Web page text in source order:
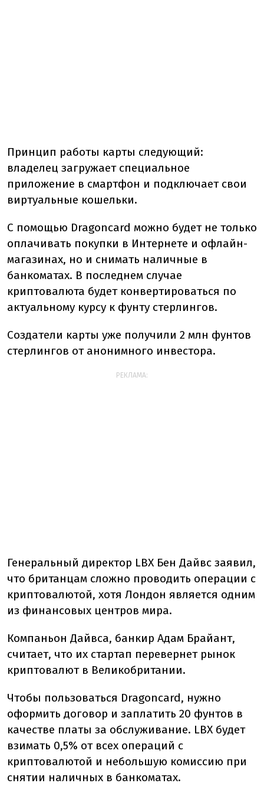
Принцип работы карты следующий:
владелец загружает специальное
приложение в смартфон и подключает свои
виртуальные кошельки.
С помощью Dragoncard можно будет не только
оплачивать покупки в Интернете и офлайн-
магазинах, но и снимать наличные в
банкоматах. В последнем случае
криптовалюта будет конвертироваться по
актуальному курсу к фунту стерлингов.
Создатели карты уже получили 2 млн фунтов
стерлингов от анонимного инвестора.
РЕКЛАМА:
Генеральный директор LBX Бен Дайвс заявил,
что британцам сложно проводить операции с
криптовалютой, хотя Лондон является одним
из финансовых центров мира.
Компаньон Дайвса, банкир Адам Брайант,
считает, что их стартап перевернет рынок
криптовалют в Великобритании.
Чтобы пользоваться Dragoncard, нужно
оформить договор и заплатить 20 фунтов в
качестве платы за обслуживание. LBX будет
взимать 0,5% от всех операций с
криптовалютой и небольшую комиссию при
снятии наличных в банкоматах.